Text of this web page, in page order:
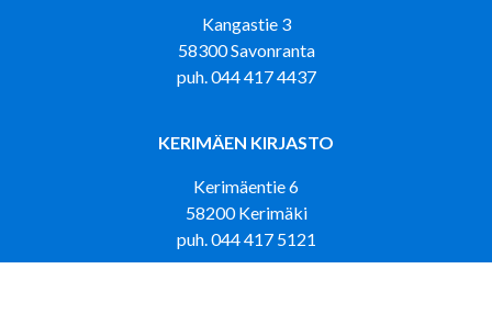
Kangastie 3
58300 Savonranta
puh. 044 417 4437
KERIMÄEN KIRJASTO
Kerimäentie 6
58200 Kerimäki
puh. 044 417 5121